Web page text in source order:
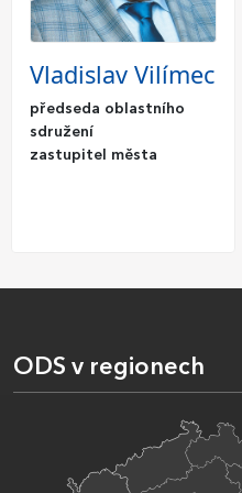
Vladislav Vilímec
předseda oblastního
sdružení
zastupitel města
ODS v regionech